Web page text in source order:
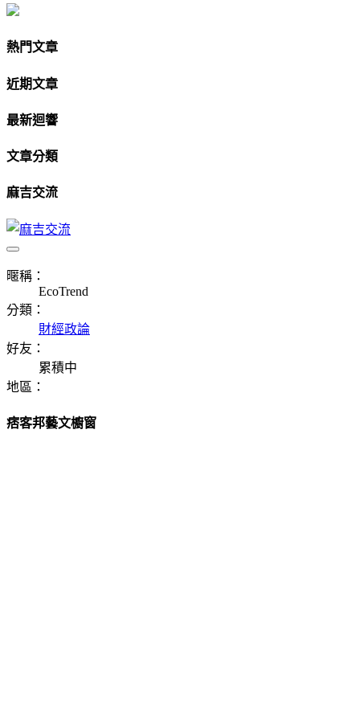
熱門文章
近期文章
最新迴響
文章分類
麻吉交流
暱稱：
EcoTrend
分類：
財經政論
好友：
累積中
地區：
痞客邦藝文櫥窗